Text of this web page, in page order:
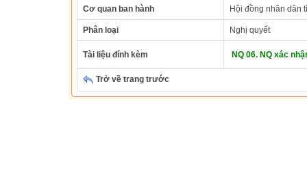
Cơ quan ban hành Hội đồng nhân dân
Phân loại Nghị quyết
Tài liệu đính kèm NQ 06. NQ xác
Trở về trang trước